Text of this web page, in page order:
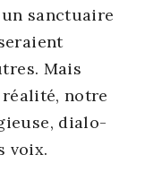
sanc­tuaire
Mais
notre
dia­lo­
voix.